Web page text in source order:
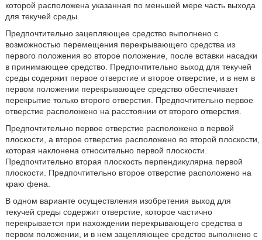
которой расположена указанная по меньшей мере часть выхода
для текучей среды.
Предпочтительно зацепляющее средство выполнено с
возможностью перемещения перекрывающего средства из
первого положения во второе положение, после вставки насадки
в принимающее средство. Предпочтительно выход для текучей
среды содержит первое отверстие и второе отверстие, и в нем в
первом положении перекрывающее средство обеспечивает
перекрытие только второго отверстия. Предпочтительно первое
отверстие расположено на расстоянии от второго отверстия.
Предпочтительно первое отверстие расположено в первой
плоскости, а второе отверстие расположено во второй плоскости,
которая наклонена относительно первой плоскости.
Предпочтительно вторая плоскость перпендикулярна первой
плоскости. Предпочтительно второе отверстие расположено на
краю фена.
В одном варианте осуществления изобретения выход для
текучей среды содержит отверстие, которое частично
перекрывается при нахождении перекрывающего средства в
первом положении, и в нем зацепляющее средство выполнено с